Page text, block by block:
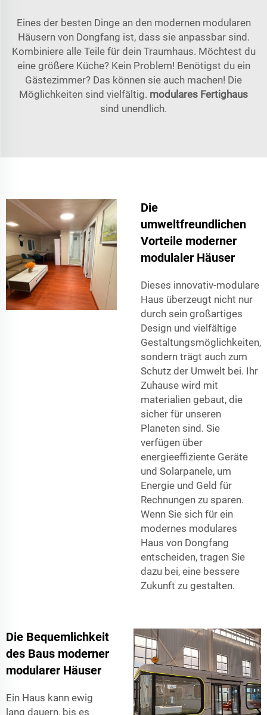
Eines der besten Dinge an den modernen modularen
Häusern von Dongfang ist, dass sie anpassbar sind.
Kombiniere alle Teile für dein Traumhaus. Möchtest du
eine größere Küche? Kein Problem! Benötigst du ein
Gästezimmer? Das können sie auch machen! Die
Möglichkeiten sind vielfältig. modulares Fertighaus
sind unendlich.
Die
umweltfreundlichen
Vorteile moderner
modulaler Häuser
Dieses innovativ-modulare
Haus überzeugt nicht nur
durch sein großartiges
Design und vielfältige
Gestaltungsmöglichkeiten,
sondern trägt auch zum
Schutz der Umwelt bei. Ihr
Zuhause wird mit
materialien gebaut, die
sicher für unseren
Planeten sind. Sie
verfügen über
energieeffiziente Geräte
und Solarpanele, um
Energie und Geld für
Rechnungen zu sparen.
Wenn Sie sich für ein
modernes modulares
Haus von Dongfang
entscheiden, tragen Sie
dazu bei, eine bessere
Zukunft zu gestalten.
Die Bequemlichkeit
des Baus moderner
modularer Häuser
Ein Haus kann ewig
lang dauern, bis es